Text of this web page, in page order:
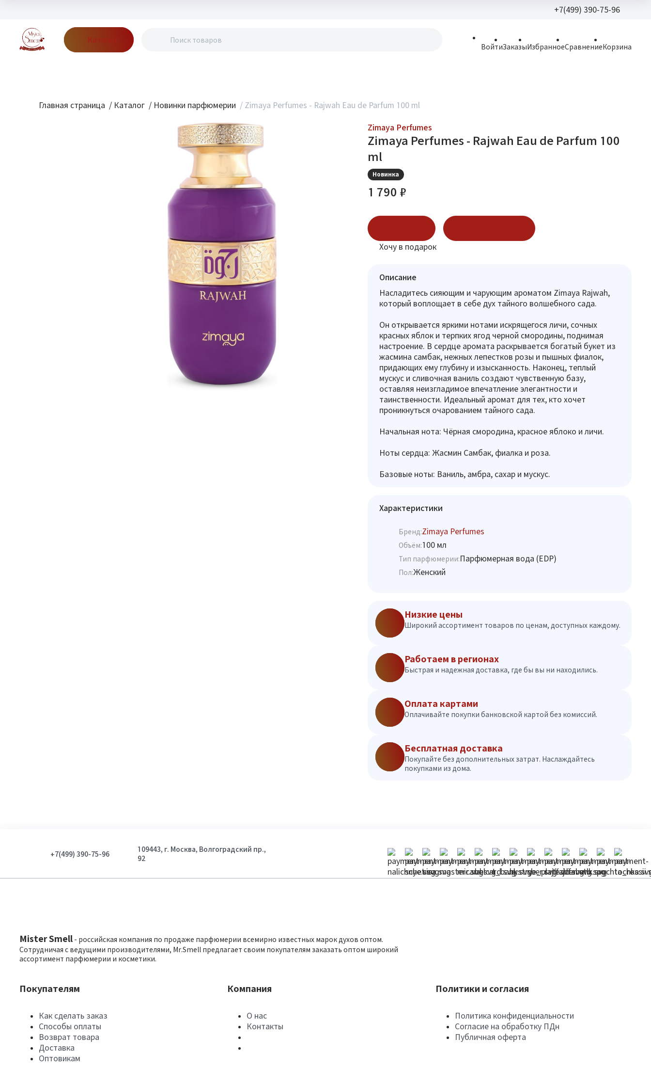
+7(499) 390-75-96
Каталог
ВойтиЗаказыИзбранноеСравнениеКорзина
Главная страница / Каталог / Новинки парфюмерии / Zimaya Perfumes - Rajwah Eau de Parfum 100 ml
Zimaya Perfumes
Zimaya Perfumes - Rajwah Eau de Parfum 100
ml
Новинка
1 790 ₽
Хочу в подарок
Описание
Насладитесь сияющим и чарующим ароматом Zimaya Rajwah,
который воплощает в себе дух тайного волшебного сада.
Он открывается яркими нотами искрящегося личи, сочных
красных яблок и терпких ягод черной смородины, поднимая
настроение. В сердце аромата раскрывается богатый букет из
жасмина самбак, нежных лепестков розы и пышных фиалок,
придающих ему глубину и изысканность. Наконец, теплый
мускус и сливочная ваниль создают чувственную базу,
оставляя неизгладимое впечатление элегантности и
таинственности. Идеальный аромат для тех, кто хочет
проникнуться очарованием тайного сада.
Начальная нота: Чёрная смородина, красное яблоко и личи.
Ноты сердца: Жасмин Самбак, фиалка и роза.
Базовые ноты: Ваниль, амбра, сахар и мускус.
Характеристики
Бренд:Zimaya Perfumes
Объём:100 мл
Тип парфюмерии:Парфюмерная вода (EDP)
Пол:Женский
Низкие цены
Широкий ассортимент товаров по ценам, доступных каждому.
Работаем в регионах
Быстрая и надежная доставка, где бы вы ни находились.
Оплата картами
Оплачивайте покупки банковской картой без комиссий.
Бесплатная доставка
Покупайте без дополнительных затрат. Наслаждайтесь
покупками из дома.
+7(499) 390-75-96
109443, г. Москва, Волгоградский пр.,
92
Mister Smell - российская компания по продаже парфюмерии всемирно известных марок духов оптом.
Сотрудничая с ведущими производителями, Mr.Smell предлагает своим покупателям заказать оптом широкий
ассортимент парфюмерии и косметики.
Покупателям
Как сделать заказ
Способы оплаты
Возврат товара
Доставка
Оптовикам
Компания
О нас
Контакты
Политики и согласия
Политика конфиденциальности
Согласие на обработку ПДн
Публичная оферта